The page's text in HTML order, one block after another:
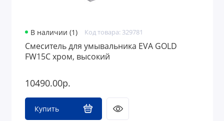
В наличии (1) Код товара: 329781
Смеситель для умывальника EVA GOLD
FW15C хром, высокий
10490.00р.
Купить